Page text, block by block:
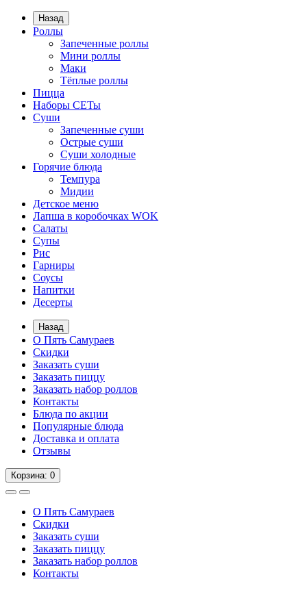
Назад
Роллы
Запеченные роллы
Мини роллы
Маки
Тёплые роллы
Пицца
Наборы СЕТы
Суши
Запеченные суши
Острые суши
Суши холодные
Горячие блюда
Темпура
Мидии
Детское меню
Лапша в коробочках WOK
Салаты
Супы
Рис
Гарниры
Соусы
Напитки
Десерты
Назад
О Пять Самураев
Скидки
Заказать суши
Заказать пиццу
Заказать набор роллов
Контакты
Блюда по акции
Популярные блюда
Доставка и оплата
Отзывы
Корзина: 0
О Пять Самураев
Скидки
Заказать суши
Заказать пиццу
Заказать набор роллов
Контакты